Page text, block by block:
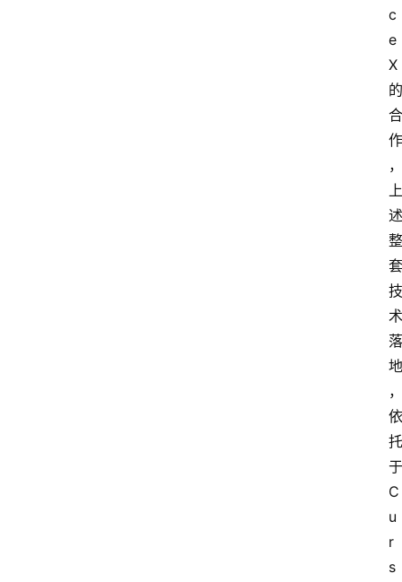
c
e
X
的
合
作
，
上
述
整
套
技
术
落
地
，
依
托
于
C
u
r
s